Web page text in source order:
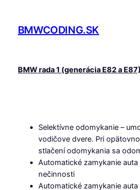
obsahBMWCODING.SK
BMW rada 1 (generácia E82 a E87)
Selektívne odomykanie –
vodičove dvere. Pri
stlačení odomykania sa
Automatické zamykanie
nečinnosti
Automatické zamykanie